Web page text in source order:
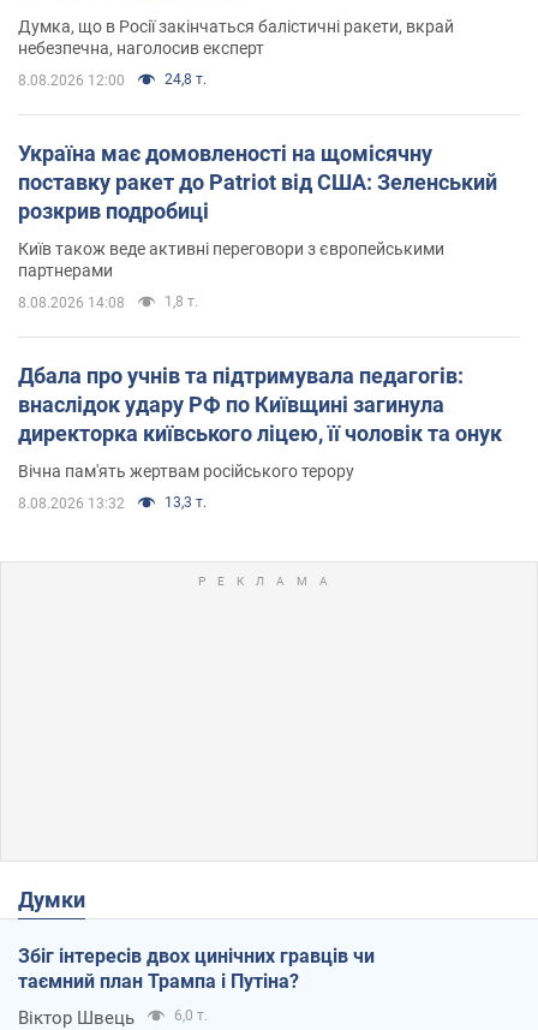
Думка, що в Росії закінчаться балістичні ракети, вкрай
небезпечна, наголосив експерт
8.08.2026 12:00 24,8 т.
Україна має домовленості на щомісячну
поставку ракет до Patriot від США: Зеленський
розкрив подробиці
Київ також веде активні переговори з європейськими
партнерами
8.08.2026 14:08 1,8 т.
Дбала про учнів та підтримувала педагогів:
внаслідок удару РФ по Київщині загинула
директорка київського ліцею, її чоловік та онук
Вічна пам'ять жертвам російського терору
8.08.2026 13:32 13,3 т.
Думки
Збіг інтересів двох цинічних гравців чи
таємний план Трампа і Путіна?
Віктор Швець 6,0 т.